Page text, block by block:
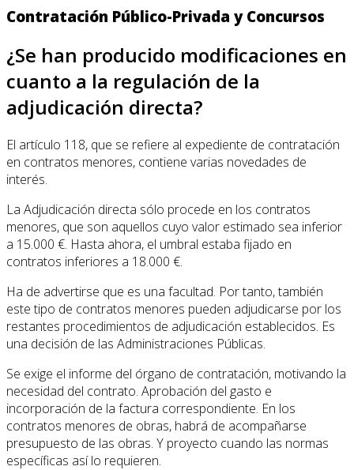
Contratación Público-Privada y Concursos
¿Se han producido modificaciones en
cuanto a la regulación de la
adjudicación directa?
El artículo 118, que se refiere al expediente de contratación
en contratos menores, contiene varias novedades de
interés.
La Adjudicación directa sólo procede en los contratos
menores, que son aquellos cuyo valor estimado sea inferior
a 15.000 €. Hasta ahora, el umbral estaba fijado en
contratos inferiores a 18.000 €.
Ha de advertirse que es una facultad. Por tanto, también
este tipo de contratos menores pueden adjudicarse por los
restantes procedimientos de adjudicación establecidos. Es
una decisión de las Administraciones Públicas.
Se exige el informe del órgano de contratación, motivando la
necesidad del contrato. Aprobación del gasto e
incorporación de la factura correspondiente. En los
contratos menores de obras, habrá de acompañarse
presupuesto de las obras. Y proyecto cuando las normas
específicas así lo requieren.